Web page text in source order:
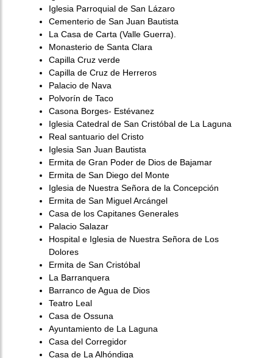
Iglesia Parroquial de San Lázaro
Cementerio de San Juan Bautista
La Casa de Carta (Valle Guerra).
Monasterio de Santa Clara
Capilla Cruz verde
Capilla de Cruz de Herreros
Palacio de Nava
Polvorín de Taco
Casona Borges- Estévanez
Iglesia Catedral de San Cristóbal de La Laguna
Real santuario del Cristo
Iglesia San Juan Bautista
Ermita de Gran Poder de Dios de Bajamar
Ermita de San Diego del Monte
Iglesia de Nuestra Señora de la Concepción
Ermita de San Miguel Arcángel
Casa de los Capitanes Generales
Palacio Salazar
Hospital e Iglesia de Nuestra Señora de Los
Dolores
Ermita de San Cristóbal
La Barranquera
Barranco de Agua de Dios
Teatro Leal
Casa de Ossuna
Ayuntamiento de La Laguna
Casa del Corregidor
Casa de La Alhóndiga